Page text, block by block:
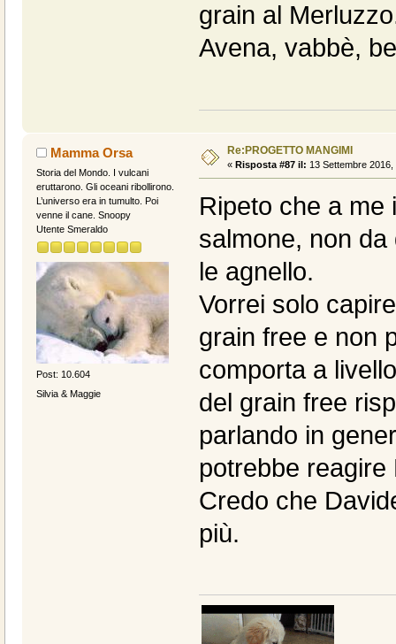
grain al
Avena, vabbè,
Mamma Orsa
Storia del Mondo. I vulcani
eruttarono. Gli oceani ribollirono.
L’universo era in tumulto. Poi
venne il cane. Snoopy
Utente Smeraldo
Post: 10.604
Silvia & Maggie
Re:PROGETTO MANGIMI
« Risposta #87 il: 13 Settembre 2016,
Ripeto che a me
salmone, non
le agnello.
Vorrei solo
grain free e non
comporta a
del grain free
parlando in
potrebbe reagire
Credo che
più.